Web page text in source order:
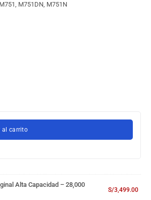
M751DN, M751N
al carrito
Alta Capacidad – 28,000
S/3,499.00